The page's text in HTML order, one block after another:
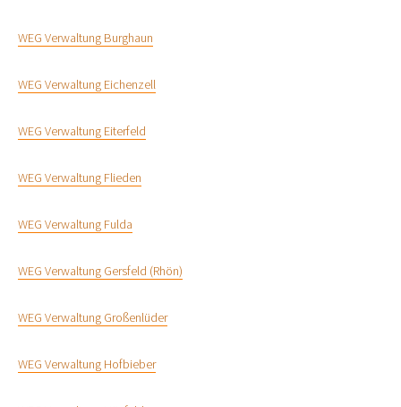
WEG Verwaltung Burghaun
WEG Verwaltung Eichenzell
WEG Verwaltung Eiterfeld
WEG Verwaltung Flieden
WEG Verwaltung Fulda
WEG Verwaltung Gersfeld (Rhön)
WEG Verwaltung Großenlüder
WEG Verwaltung Hofbieber